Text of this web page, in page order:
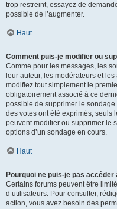
trop restreint, essayez de
possible de l’augmenter.
Haut
Comment puis-je modifier ou
Comme pour les messages, les
leur auteur, les modérateurs et
modifiez tout simplement le
obligatoirement associé à ce
possible de supprimer le
des votes ont été exprimés, seuls
peuvent modifier ou supprimer le
options d’un sondage en cours.
Haut
Pourquoi ne puis-je pas accéder
Certains forums peuvent être
d’utilisateurs. Pour consulter,
action, vous avez besoin des